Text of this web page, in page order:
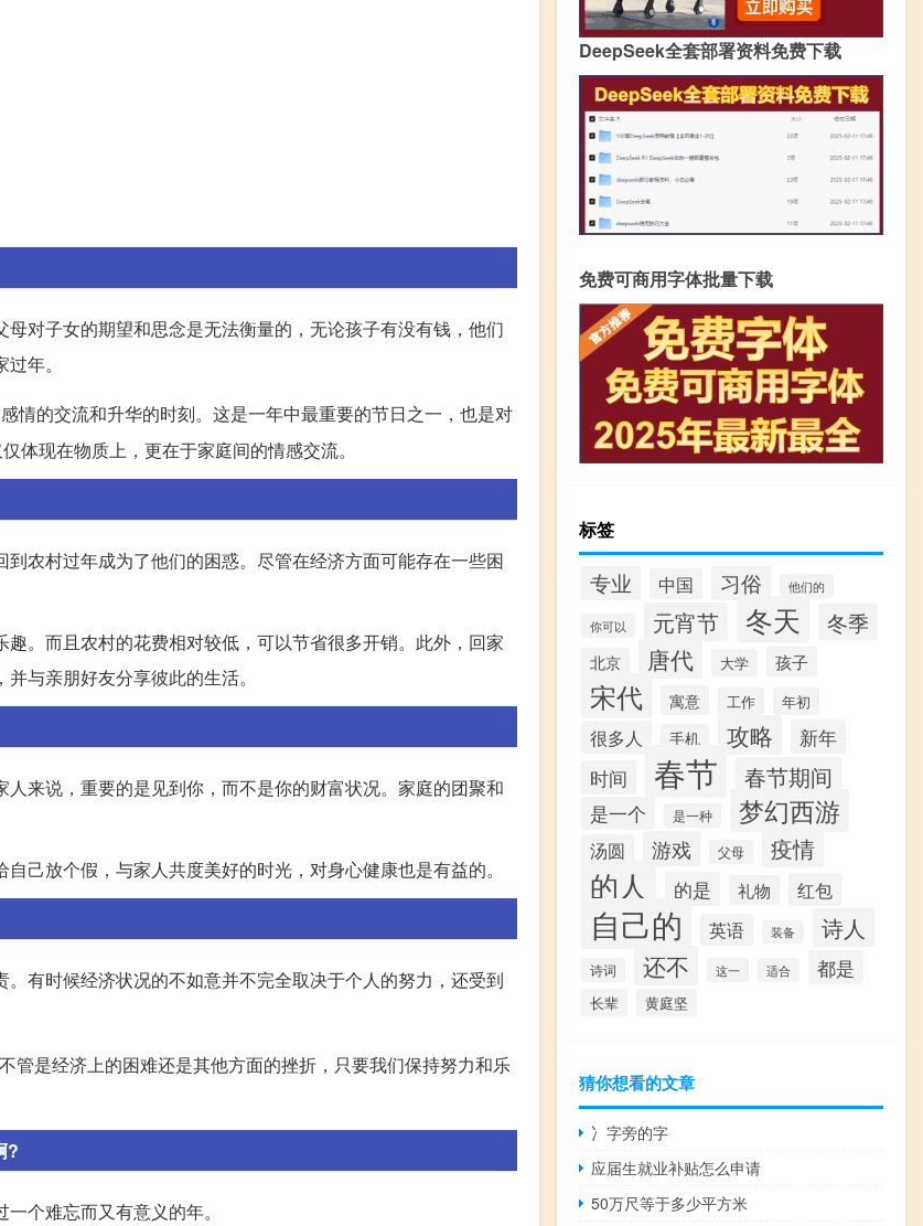
对子女的期望和思念是无法衡量的，无论孩子有没有钱，他们
年。
情的交流和升华的时刻。这是一年中最重要的节日之一，也是对
体现在物质上，更在于家庭间的情感交流。
农村过年成为了他们的困惑。尽管在经济方面可能存在一些困
。而且农村的花费相对较低，可以节省很多开销。此外，回家
与亲朋好友分享彼此的生活。
来说，重要的是见到你，而不是你的财富状况。家庭的团聚和
己放个假，与家人共度美好的时光，对身心健康也是有益的。
有时候经济状况的不如意并不完全取决于个人的努力，还受到
管是经济上的困难还是其他方面的挫折，只要我们保持努力和乐
?
个难忘而又有意义的年。
DeepSeek全套部署资料免费下载
免费可商用字体批量下载
标签
专业 中国 习俗 他们的
你可以 元宵节 冬天 冬季
北京 唐代 大学 孩子
宋代 寓意 工作 年初
很多人 手机 攻略
新年
时间
春节 春节期间
是一个 是一种 梦幻西游
汤圆 游戏 父母 疫情
的人 的是 礼物 红包
自己的 英语 装备 诗人
诗词 还不 这一 适合 都是
长辈 黄庭坚
猜你想看的文章
冫字旁的字
应届生就业补贴怎么申请
50万尺等于多少平方米